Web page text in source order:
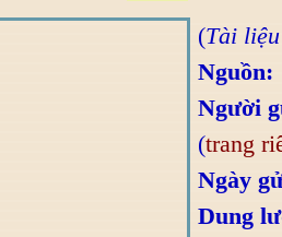
(Tài
Nguồn:
Người
(trang
Ngày
Dung